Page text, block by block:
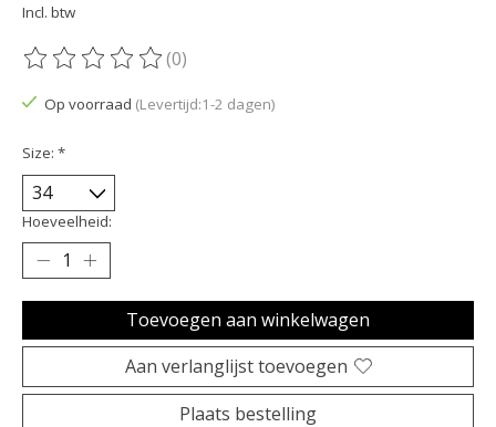
Incl. btw
De beoordeling van dit product is
(0)
Op voorraad (Levertijd:1-2 dagen)
Size: *
Hoeveelheid:
Toevoegen aan winkelwagen
Aan verlanglijst toevoegen
Plaats bestelling